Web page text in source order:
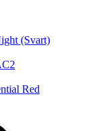
(Svart)
Red